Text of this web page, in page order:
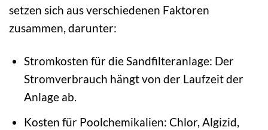
setzen sich aus verschiedenen Faktoren
zusammen, darunter:
Stromkosten für die Sandfilteranlage: Der
Stromverbrauch hängt von der Laufzeit der
Anlage ab.
Kosten für Poolchemikalien: Chlor, Algizid,